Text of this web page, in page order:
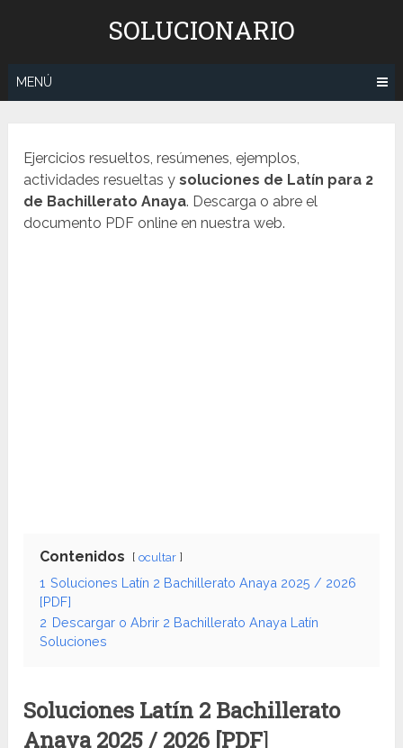
SOLUCIONARIO
MENÚ
Ejercicios resueltos, resúmenes, ejemplos,
actividades resueltas ysoluciones de Latín para 2
de Bachillerato Anaya. Descarga o abre el
documento PDF online en nuestra web.
Contenidos ocultar
1 Soluciones Latín 2 Bachillerato Anaya 2025 / 2026
[PDF]
2 Descargar o Abrir 2 Bachillerato Anaya Latín
Soluciones
Soluciones Latín 2 Bachillerato
Anaya 2025 / 2026 [PDF]